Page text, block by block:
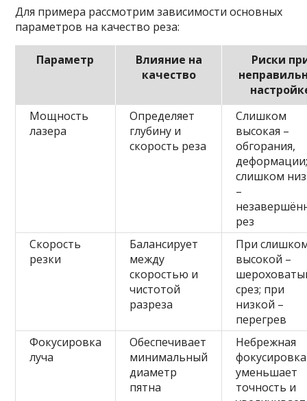
Для примера рассмотрим зависимости основных
параметров на качество реза:
Параметр
Влияние на
качество
Риски
Мощность
лазера
Определяет
глубину и
скорость реза
Слишком
высокая –
обгорания,
слишком
–
рез
Скорость
резки
Балансирует
между
скоростью и
чистотой
разреза
При
высокой –
срез; при
низкой –
перегрев
Фокусировка
луча
Обеспечивает
минимальный
диаметр
пятна
Небрежная
фокусировка
уменьшает
точность и